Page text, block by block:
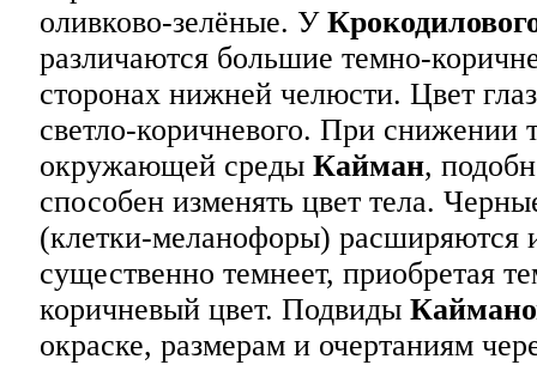
оливково-зелёные. У
различаются большие темно-
сторонах нижней челюсти. Цвет
светло-коричневого. При снижении
окружающей среды Кайман,
способен изменять цвет тела.
(клетки-меланофоры) расширяются
существенно темнеет, приобретая
коричневый цвет. Подвиды
окраске, размерам и очертаниям